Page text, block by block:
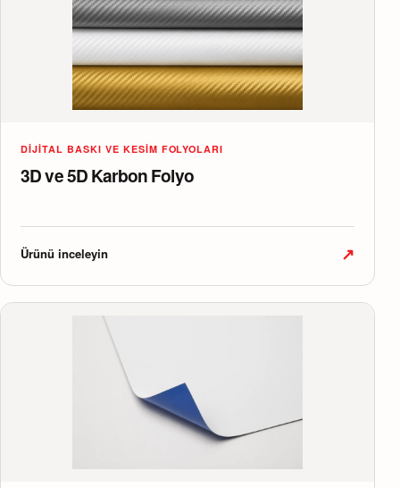
DIJITAL BASKI VE KESIM FOLYOLARI
3D ve 5D Karbon Folyo
Ürünü inceleyin ↗